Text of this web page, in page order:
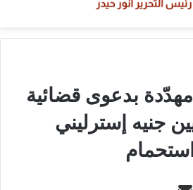
بدعوى قضائية
7.5 ملايين جنيه إسترليني